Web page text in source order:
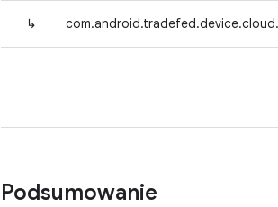
↳
Podsumowanie